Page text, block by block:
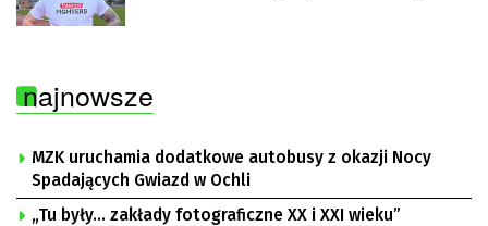
najnowsze
MZK uruchamia dodatkowe autobusy z okazji Nocy
Spadających Gwiazd w Ochli
„Tu były… zakłady fotograficzne XX i XXI wieku”